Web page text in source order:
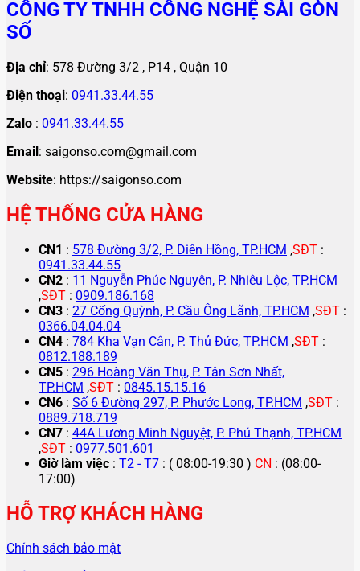
CÔNG TY TNHH CÔNG NGHỆ SÀI GÒN
SỐ
Địa chỉ: 578 Đường 3/2 , P14 , Quận 10
Điện thoại: 0941.33.44.55
Zalo : 0941.33.44.55
Email: saigonso.com@gmail.com
Website: https://saigonso.com
HỆ THỐNG CỬA HÀNG
CN1 : 578 Đường 3/2, P. Diên Hồng, TP.HCM ,SĐT :
0941.33.44.55
CN2 : 11 Nguyễn Phúc Nguyên, P. Nhiêu Lộc, TP.HCM
,SĐT : 0909.186.168
CN3 : 27 Cống Quỳnh, P. Cầu Ông Lãnh, TP.HCM ,SĐT :
0366.04.04.04
CN4 : 784 Kha Vạn Cân, P. Thủ Đức, TP.HCM ,SĐT :
0812.188.189
CN5 : 296 Hoàng Văn Thụ, P. Tân Sơn Nhất,
TP.HCM ,SĐT : 0845.15.15.16
CN6 : Số 6 Đường 297, P. Phước Long, TP.HCM ,SĐT :
0889.718.719
CN7 : 44A Lương Minh Nguyệt, P. Phú Thạnh, TP.HCM
,SĐT : 0977.501.601
Giờ làm việc : T2 - T7 : ( 08:00-19:30 ) CN : (08:00-
17:00)
HỖ TRỢ KHÁCH HÀNG
Chính sách bảo mật